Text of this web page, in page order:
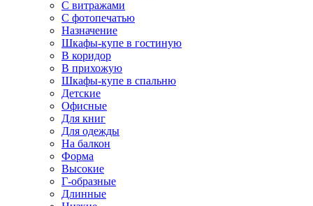
С витражами
С фотопечатью
Назначение
Шкафы-купе в гостиную
В коридор
В прихожую
Шкафы-купе в спальню
Детские
Офисные
Для книг
Для одежды
На балкон
Форма
Высокие
Г-образные
Длинные